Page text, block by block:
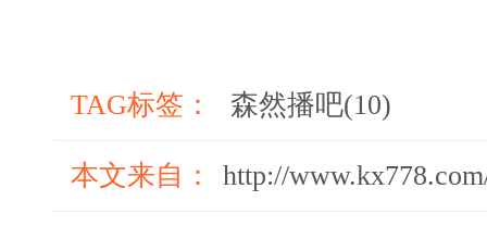
TAG标签： 森然播吧(10)
本文来自： http://